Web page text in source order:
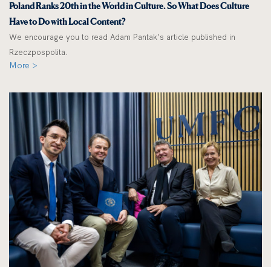
Poland Ranks 20th in the World in Culture. So What Does Culture
Have to Do with Local Content?
We encourage you to read Adam Pantak’s article published in
Rzeczpospolita.
More >